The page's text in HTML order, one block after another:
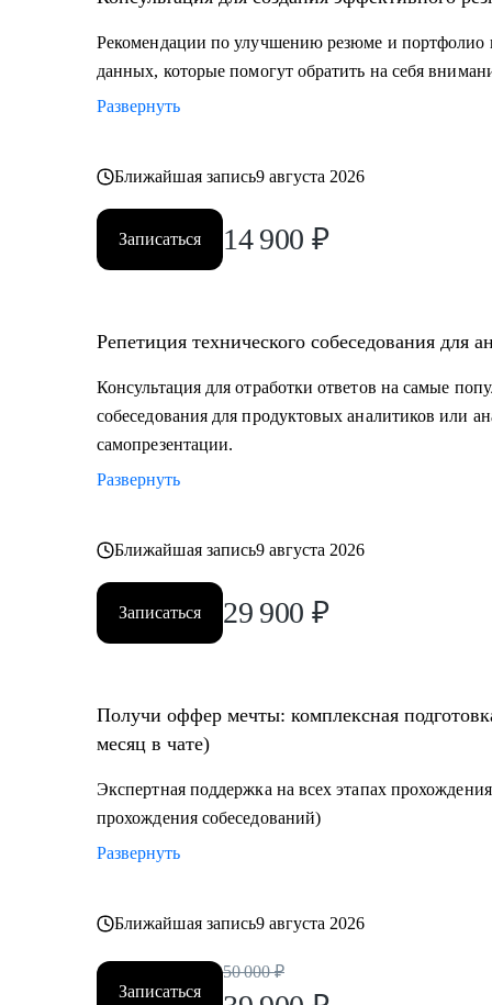
• Junior и Middle Продуктовым аналитикам,
повысить свой грейд;
• Выпускникам и студентам, которые ищут свою
• Тем, кто хочет перейти в IT и аналитику из
Рекомендации по улучшению резюме и портфолио
данных, которые помогут обратить на себя
Развернуть
Ближайшая запись9 августа 2026
Записаться 14 900 ₽
Репетиция технического собеседования для
Консультация для отработки ответов на самые
собеседования для продуктовых аналитиков или
самопрезентации.
Развернуть
Ближайшая запись9 августа 2026
Записаться 29 900 ₽
Получи оффер мечты: комплексная
месяц в чате)
Экспертная поддержка на всех этапах
прохождения собеседований)
Развернуть
Ближайшая запись9 августа 2026
Записаться
50 000 ₽